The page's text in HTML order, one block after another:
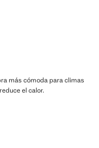
más cómoda para climas
el calor.